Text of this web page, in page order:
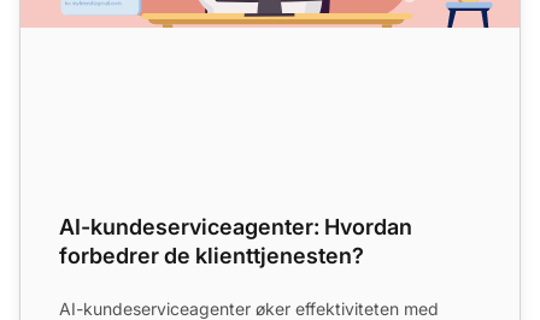
AI-kundeserviceagenter: Hvordan
forbedrer de klienttjenesten?
AI-kundeserviceagenter øker effektiviteten med